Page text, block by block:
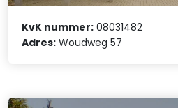
KvK nummer: 08031482
Adres: Woudweg 57